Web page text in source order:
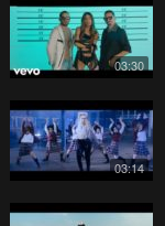
03:30
03:14